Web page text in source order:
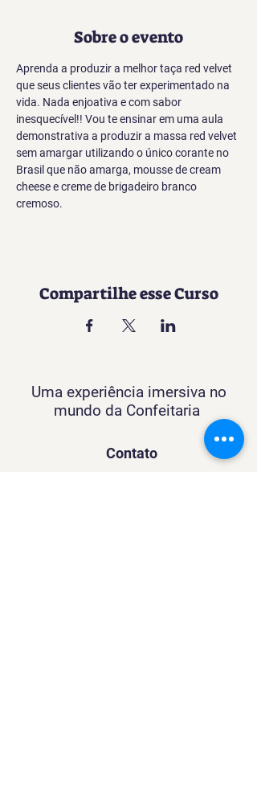
Sobre o evento
Aprenda a produzir a melhor taça red velvet
que seus clientes vão ter experimentado na
vida. Nada enjoativa e com sabor
inesquecível!! Vou te ensinar em uma aula
demonstrativa a produzir a massa red velvet
sem amargar utilizando o único corante no
Brasil que não amarga, mousse de cream
cheese e creme de brigadeiro branco
cremoso.
Compartilhe esse Curso
Uma experiência imersiva no
mundo da Confeitaria
Contato